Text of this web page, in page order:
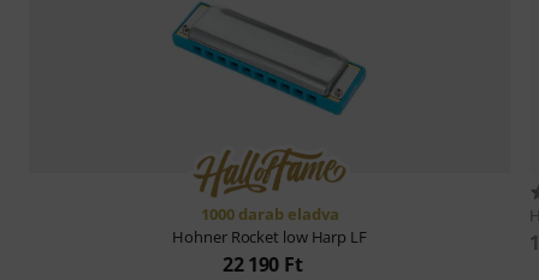
1000 darab eladva
Hohner Rocket low Harp LF
22 190 Ft